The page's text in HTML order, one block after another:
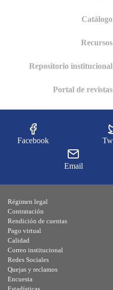
Catálogo
Recursos
Repositorio institucional
Portal de revistas
Facebook
Email
Régimen legal
Contratación
Rendición de cuentas
Pago virtual
Calidad
Correo institucional
Redes Sociales
Quejas y reclamos
Encuesta